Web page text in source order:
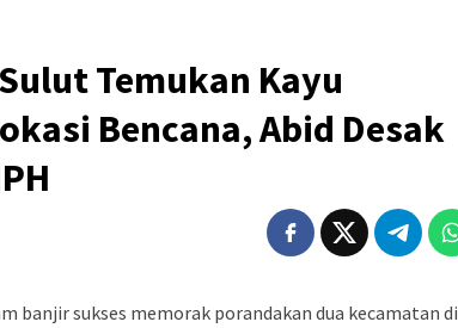
Temukan Kayu
Bencana, Abid Desak
banjir sukses memorak porandakan dua kecamatan di